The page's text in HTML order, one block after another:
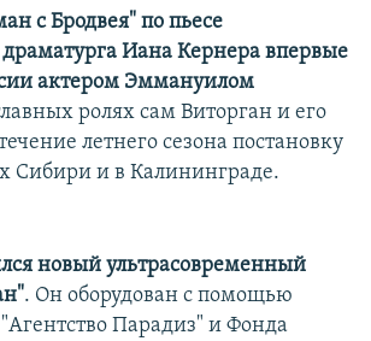
с Бродвея" по пьесе
Иана Кернера впервые
актером Эммануилом
ролях сам Виторган и его
летнего сезона постановку
Сибири и в Калининграде.
новый ультрасовременный
. Он оборудован с помощью
Парадиз" и Фонда